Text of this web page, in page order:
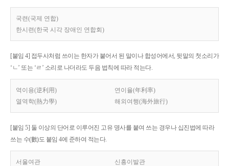
국련(국제 연합)
한시련(한국 시각 장애인 연합회)
[붙임 4] 접두사처럼 쓰이는 한자가 붙어서 된 말이나 합성어에서, 뒷말의 첫소리가
‘ㄴ’ 또는 ‘ㄹ’ 소리로 나더라도 두음 법칙에 따라 적는다.
역이용(逆利用)
연이율(年利率)
열역학(熱力學)
해외여행(海外旅行)
[붙임 5] 둘 이상의 단어로 이루어진 고유 명사를 붙여 쓰는 경우나 십진법에 따라
쓰는 수(數)도 붙임 4에 준하여 적는다.
서울여관 신흥이발관